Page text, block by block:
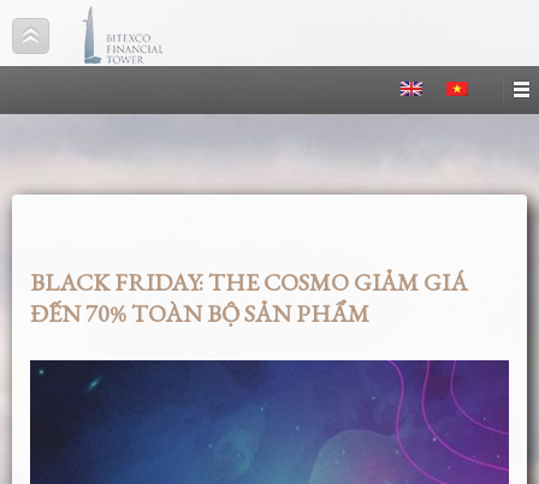
BLACK FRIDAY: THE COSMO GIẢM GIÁ
ĐẾN 70% TOÀN BỘ SẢN PHẨM